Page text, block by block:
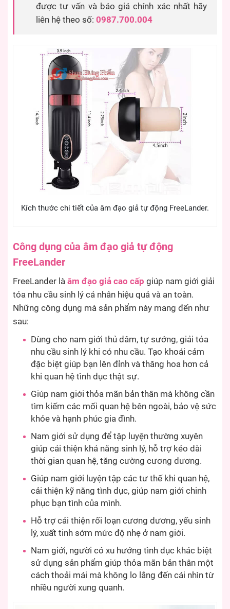
được tư vấn và báo giá chính xác nhất hãy
liên hệ theo số: 0987.700.004
Kích thước chi tiết của âm đạo giả tự động FreeLander.
Công dụng của âm đạo giả tự động
FreeLander
FreeLander là âm đạo giả cao cấp giúp nam giới giải
tỏa nhu cầu sinh lý cá nhân hiệu quả và an toàn.
Những công dụng mà sản phẩm này mang đến như
sau:
Dùng cho nam giới thủ dâm, tự sướng, giải tỏa
nhu cầu sinh lý khi có nhu cầu. Tạo khoái cảm
đặc biệt giúp bạn lên đỉnh và thăng hoa hơn cả
khi quan hệ tình dục thật sự.
Giúp nam giới thỏa mãn bản thân mà không cần
tìm kiếm các mối quan hệ bên ngoài, bảo vệ sức
khỏe và hạnh phúc gia đình.
Nam giới sử dụng để tập luyện thường xuyên
giúp cải thiện khả năng sinh lý, hỗ trợ kéo dài
thời gian quan hệ, tăng cường cương dương.
Giúp nam giới luyện tập các tư thế khi quan hệ,
cải thiện kỹ năng tình dục, giúp nam giới chinh
phục bạn tình của mình.
Hỗ trợ cải thiện rối loạn cương dương, yếu sinh
lý, xuất tinh sớm mức độ nhẹ ở nam giới.
Nam giới, người có xu hướng tình dục khác biệt
sử dụng sản phẩm giúp thỏa mãn bản thân một
cách thoải mái mà không lo lắng đến cái nhìn từ
nhiều người xung quanh.